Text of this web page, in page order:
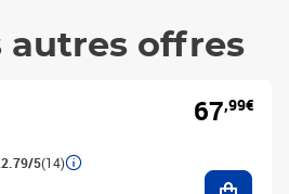
autres offres
2.79/5(14)
67,99€